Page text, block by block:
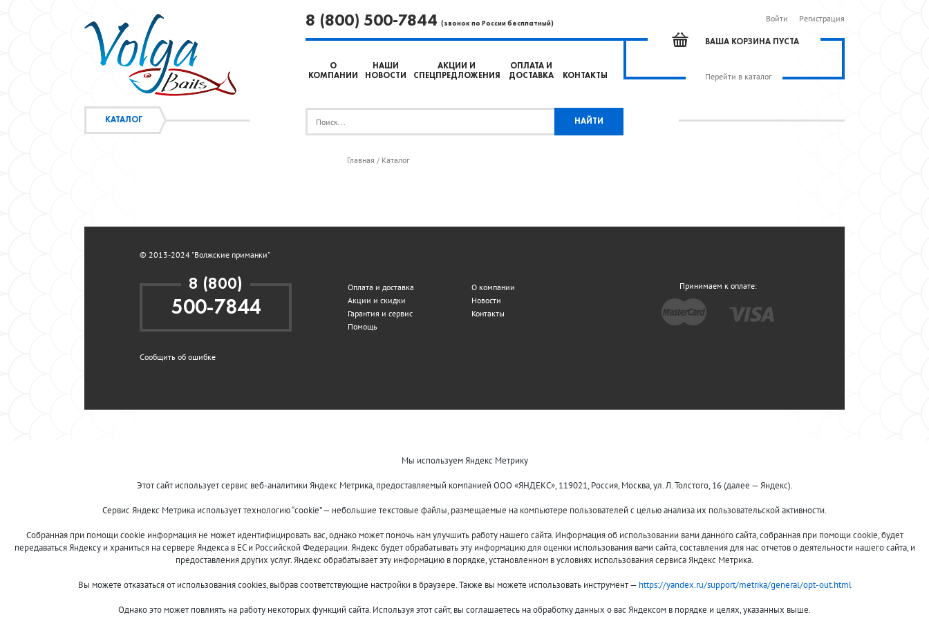
КАТАЛОГ
8 (800) 500-7844 (звонок по России бесплатный) Войти Регистрация
ВАША КОРЗИНА ПУСТА
Перейти в каталог
О
КОМПАНИИ
НАШИ
НОВОСТИ
АКЦИИ И
СПЕЦПРЕДЛОЖЕНИЯ
ОПЛАТА И
ДОСТАВКА
КОНТАКТЫ
Главная / Каталог
© 2013-2024 "Волжские приманки"
8 (800)
500-7844
Оплата и доставка
О компании
Акции и скидки
Новости
Гарантия и сервис
Контакты
Помощь
Сообщить об ошибке
Принимаем к оплате:
Мы используем Яндекс Метрику
Этот сайт использует сервис веб-аналитики Яндекс Метрика, предоставляемый компанией ООО «ЯНДЕКС», 119021, Россия, Москва, ул. Л. Толстого, 16 (далее — Яндекс).
Сервис Яндекс Метрика использует технологию “cookie” — небольшие текстовые файлы, размещаемые на компьютере пользователей с целью анализа их пользовательской активности.
Собранная при помощи cookie информация не может идентифицировать вас, однако может помочь нам улучшить работу нашего сайта. Информация об использовании вами данного сайта, собранная при помощи cookie, будет
передаваться Яндексу и храниться на сервере Яндекса в ЕС и Российской Федерации. Яндекс будет обрабатывать эту информацию для оценки использования вами сайта, составления для нас отчетов о деятельности нашего сайта, и
предоставления других услуг. Яндекс обрабатывает эту информацию в порядке, установленном в условиях использования сервиса Яндекс Метрика.
Вы можете отказаться от использования cookies, выбрав соответствующие настройки в браузере. Также вы можете использовать инструмент — https://yandex.ru/support/metrika/general/opt-out.html
Однако это может повлиять на работу некоторых функций сайта. Используя этот сайт, вы соглашаетесь на обработку данных о вас Яндексом в порядке и целях, указанных выше.